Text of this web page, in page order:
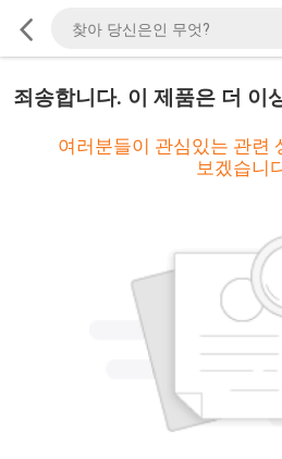
죄송합니다. 이 제품은 더 이
여러분들이 관심있는 관련
보겠습니